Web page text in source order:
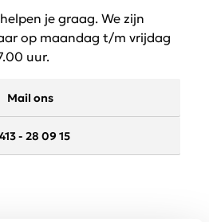
je graag. We zijn
op maandag t/m vrijdag
uur.
Mail ons
- 28 09 15